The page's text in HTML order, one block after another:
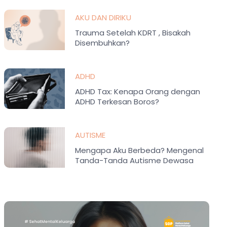
AKU DAN DIRIKU
Trauma Setelah KDRT , Bisakah
Disembuhkan?
ADHD
ADHD Tax: Kenapa Orang dengan
ADHD Terkesan Boros?
AUTISME
Mengapa Aku Berbeda? Mengenal
Tanda-Tanda Autisme Dewasa